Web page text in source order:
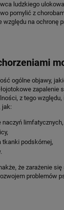
ludzkiego
pomylić z
względu na ochronę
ogólne objawy,
zapalenie
z tego
jak:
naczyń limfatycznych,
tkanki podskórnej,
że zarażenie
problemów